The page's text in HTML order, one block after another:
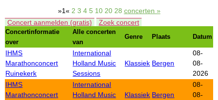
»1« 2 3 4 5 10 20 28 concerten »
Concert aanmelden (gratis)
Zoek concert
Concertinformatie
over
Alle concerten
van
Genre Plaats Datum
IHMS
Marathonconcert
Ruinekerk
International
Holland Music
Sessions
Klassiek Bergen
08-
08-
2026
IHMS
Marathonconcert
International
Holland Music
Klassiek Bergen
08-
08-